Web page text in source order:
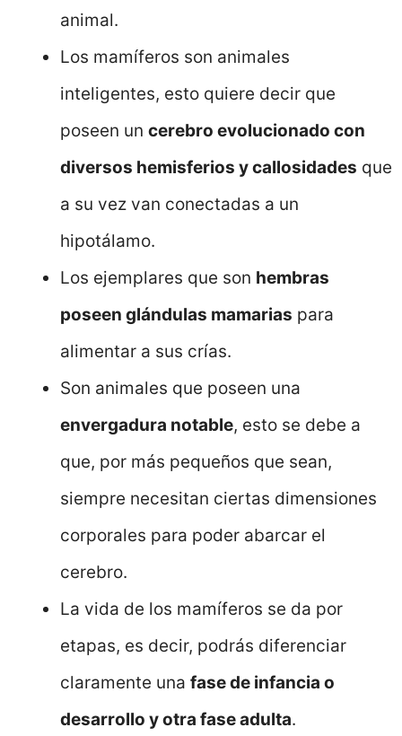
animal.
Los mamíferos son animales
inteligentes, esto quiere decir que
poseen un cerebro evolucionado con
diversos hemisferios y callosidades que
a su vez van conectadas a un
hipotálamo.
Los ejemplares que son hembras
poseen glándulas mamarias para
alimentar a sus crías.
Son animales que poseen una
envergadura notable, esto se debe a
que, por más pequeños que sean,
siempre necesitan ciertas dimensiones
corporales para poder abarcar el
cerebro.
La vida de los mamíferos se da por
etapas, es decir, podrás diferenciar
claramente una fase de infancia o
desarrollo y otra fase adulta.